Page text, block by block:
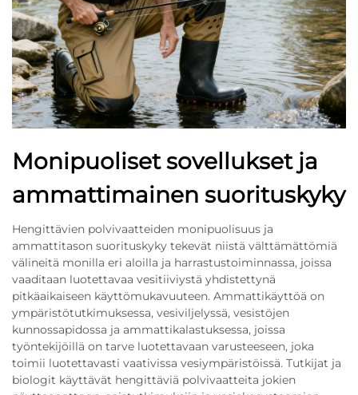
Monipuoliset sovellukset ja
ammattimainen suorituskyky
Hengittävien polvivaatteiden monipuolisuus ja
ammattitason suorituskyky tekevät niistä välttämättömiä
välineitä monilla eri aloilla ja harrastustoiminnassa, joissa
vaaditaan luotettavaa vesitiiviystä yhdistettynä
pitkäaikaiseen käyttömukavuuteen. Ammatti­käyttöä on
ympäristötutkimuksessa, vesiviljelyssä, vesistöjen
kunnossapidossa ja ammatti­kalastuksessa, joissa
työntekijöillä on tarve luotettavaan varusteeseen, joka
toimii luotettavasti vaativissa vesiympäristöissä. Tutkijat ja
biologit käyttävät hengittäviä polvivaatteita jokien